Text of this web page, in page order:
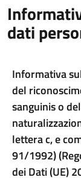
dati
Informativa
del
sanguiniso
lettera c,e
91/1992)
dei Dati (UE)